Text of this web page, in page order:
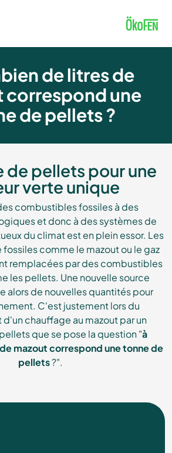
de litres de
correspond une
de pellets ?
de pellets pour une
verte unique
combustibles fossiles à des
et donc à des systèmes de
du climat est en plein essor. Les
comme le mazout ou le gaz
remplacées par des combustibles
les pellets. Une nouvelle source
alors de nouvelles quantités pour
C'est justement lors du
chauffage au mazout par un
que se pose la question "à
mazout correspond une tonne de
pellets?".